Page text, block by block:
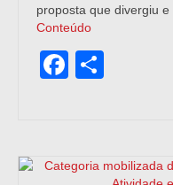
proposta que divergiu
Conteúdo